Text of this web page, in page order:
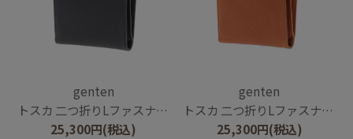
genten
トスカ 二つ折りLファスナー財布
25,300円(税込)
genten
トスカ 二つ折りLファスナー財布
25,300円(税込)